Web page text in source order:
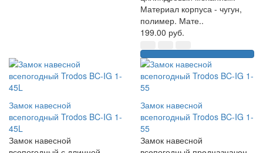
Материал корпуса - чугун,
полимер. Мате..
199.00 руб.
Замок навесной
всепогодный Trodos BC-IG 1-
45L
Замок навесной
Замок навесной
всепогодный Trodos BC-IG 1-
55
Замок навесной